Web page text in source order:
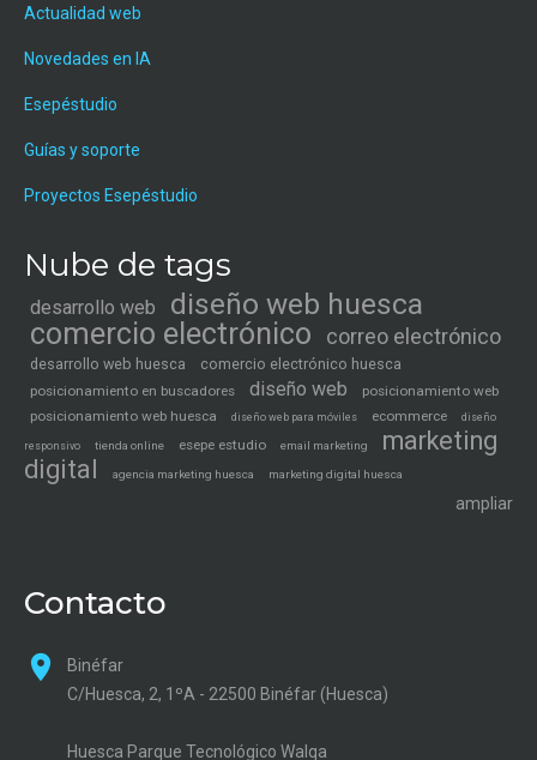
Actualidad web
Novedades en IA
Esepéstudio
Guías y soporte
Proyectos Esepéstudio
Nube de tags
desarrollo web
diseño web huesca
comercio electrónico
correo electrónico
desarrollo web huesca comercio electrónico huesca
posicionamiento en buscadores diseño web
posicionamiento web
posicionamiento web huesca
diseño web para móviles ecommerce diseño
responsivo tienda online esepe estudio email marketing
marketing
digital
agencia marketing huesca marketing digital huesca
ampliar
Contacto
Binéfar
C/Huesca, 2, 1ºA - 22500 Binéfar (Huesca)
Huesca Parque Tecnológico Walqa